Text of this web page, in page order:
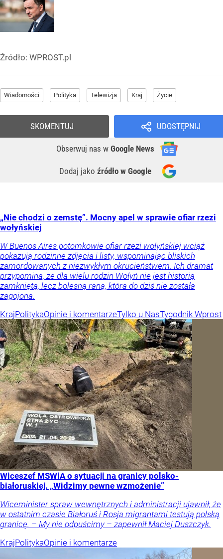
Źródło: WPROST.pl
Wiadomości Polityka Telewizja Kraj Życie
UDOSTĘPNIJ
Obserwuj nas w Google News
Dodaj jako źródło w Google
SKOMENTUJ
„Nie chodzi o zemstę”. Mocny apel w sprawie ofiar rzezi
wołyńskiej
W Buenos Aires potomkowie ofiar rzezi wołyńskiej wciąż
pokazują rodzinne zdjęcia i listy, wspominając bliskich
zamordowanych z niezwykłym okrucieństwem. Ich dramat
przypomina, że dla wielu rodzin Wołyń nie jest historią
zamkniętą, lecz bolesną raną, która do dziś nie została
zagojona.
KrajPolitykaOpinie i komentarzeTylko u NasTygodnik Wprost
Wiceszef MSWiA o sytuacji na granicy polsko-
białoruskiej. „Widzimy pewne wzmożenie”
Wiceminister spraw wewnętrznych i administracji ujawnił, że
w ostatnim czasie Białoruś i Rosja migrantami testują polską
granicę. – My nie odpuścimy – zapewnił Maciej Duszczyk.
KrajPolitykaOpinie i komentarze